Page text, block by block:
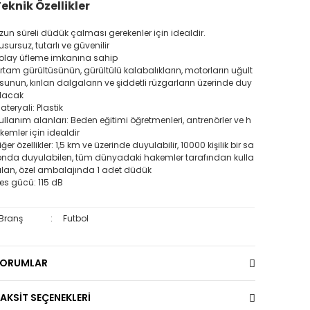
Özellikler
süreli düdük çalması gerekenler için idealdir.
tutarlı ve güvenilir
üfleme imkanına sahip
gürültüsünün, gürültülü kalabalıkların, motorların uğult
kırılan dalgaların ve şiddetli rüzgarların üzerinde duy
Plastik
alanları: Beden eğitimi öğretmenleri, antrenörler ve h
için idealdir
özellikler: 1,5 km ve üzerinde duyulabilir, 10000 kişilik bir sa
duyulabilen, tüm dünyadaki hakemler tarafından kulla
özel ambalajında 1 adet düdük
gücü: 115 dB
: Futbol
SEÇENEKLERİ